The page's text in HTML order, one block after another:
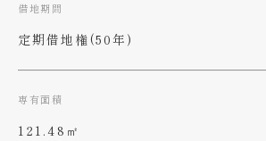
借地期間
定期借地権(50年)
専有面積
121.48㎡